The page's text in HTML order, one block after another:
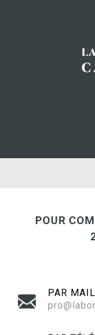
POUR
PAR MAIL